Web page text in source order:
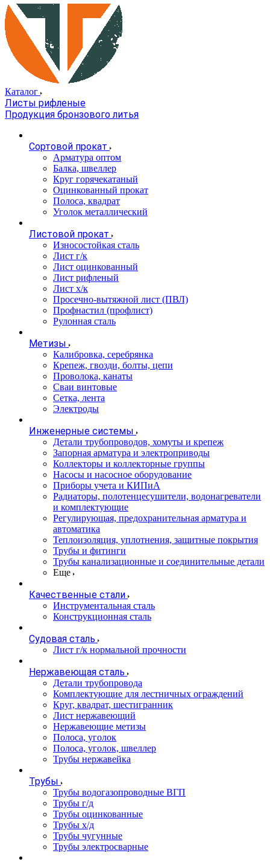
Каталог
Листы рифленые
Продукция бронзового литья
Сортовой прокат
Арматура оптом
Балка, швеллер
Круг горячекатаный
Оцинкованный прокат
Полоса, квадрат
Уголок металлический
Листовой прокат
Износостойкая сталь
Лист г/к
Лист оцинкованный
Лист рифленый
Лист х/к
Просечно-вытяжной лист (ПВЛ)
Профнастил (профлист)
Рулонная сталь
Метизы
Калибровка, серебрянка
Крепеж, гвозди, болты, цепи
Проволока, канаты
Сваи винтовые
Сетка, лента
Электроды
Инженерные системы
Детали трубопроводов, хомуты и крепеж
Запорная арматура и электроприводы
Коллекторы и коллекторные группы
Насосы и насосное оборудование
Приборы учета и КИПиА
Радиаторы, полотенцесушители, водонагреватели
и комплектующие
Регулирующая, предохранительная арматура и
автоматика
Теплоизоляция, уплотнения, защитные покрытия
Трубы и фитинги
Трубы канализационные и соединительные детали
Еще
Качественные стали
Инструментальная сталь
Конструкционная сталь
Судовая сталь
Лист г/к нормальной прочности
Нержавеющая сталь
Детали трубопровода
Комплектующие для лестничных ограждений
Круг, квадрат, шестигранник
Лист нержавеющий
Нержавеющие метизы
Полоса, уголок
Полоса, уголок, швеллер
Трубы нержавейка
Трубы
Трубы водогазопроводные ВГП
Трубы г/д
Трубы оцинкованные
Трубы х/д
Трубы чугунные
Трубы электросварные